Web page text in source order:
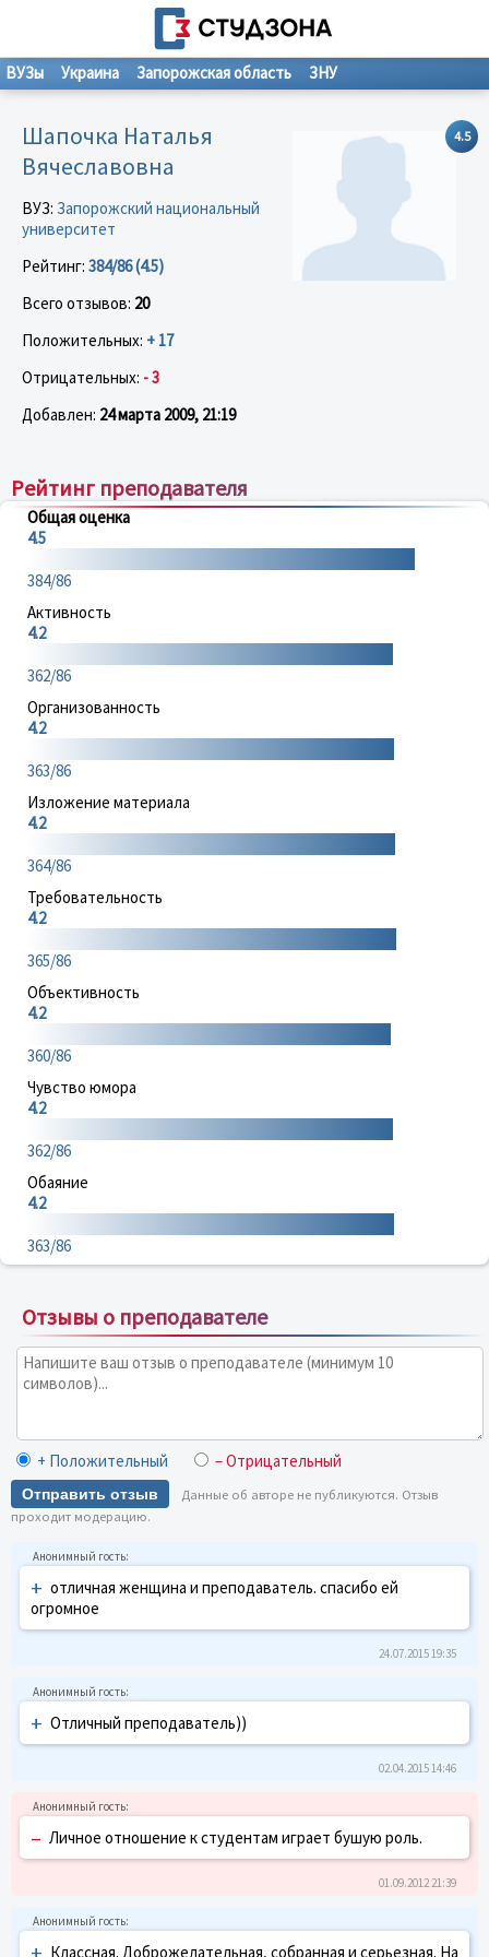
ВУЗы Украина Запорожская область ЗНУ
4.5
Шапочка Наталья
Вячеславовна
ВУЗ: Запорожский национальный
университет
Рейтинг: 384/86 (4.5)
Всего отзывов: 20
Положительных: + 17
Отрицательных: - 3
Добавлен: 24 марта 2009, 21:19
Рейтинг преподавателя
Общая оценка
4.5
384/86
Активность
4.2
362/86
Организованность
4.2
363/86
Изложение материала
4.2
364/86
Требовательность
4.2
365/86
Объективность
4.2
360/86
Чувство юмора
4.2
362/86
Обаяние
4.2
363/86
Отзывы о преподавателе
+ Положительный – Отрицательный
Отправить отзыв
Данные об авторе не публикуются. Отзыв
проходит модерацию.
+ отличная женщина и преподаватель. спасибо ей
огромное
24.07.2015 19:35
+ Отличный преподаватель))
02.04.2015 14:46
– Личное отношение к студентам играет бушую роль.
01.09.2012 21:39
Классная. Доброжелательная, собранная и серьезная. На